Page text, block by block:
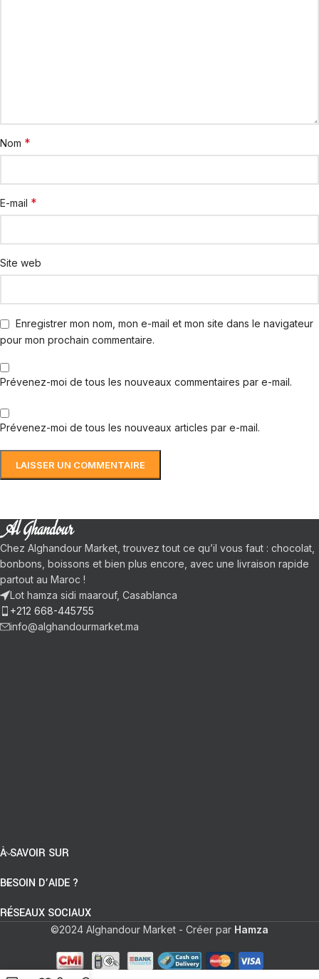
Nom *
E-mail *
Site web
Enregistrer mon nom, mon e-mail et mon site dans le navigateur
pour mon prochain commentaire.
Prévenez-moi de tous les nouveaux commentaires par e-mail.
Prévenez-moi de tous les nouveaux articles par e-mail.
Chez Alghandour Market, trouvez tout ce qu’il vous faut : chocolat,
bonbons, boissons et bien plus encore, avec une livraison rapide
partout au Maroc !
Lot hamza sidi maarouf, Casablanca
+212 668-445755
info@alghandourmarket.ma
À SAVOIR SUR
BESOIN D’AIDE ?
RÉSEAUX SOCIAUX
©2024 Alghandour Market - Créer par Hamza